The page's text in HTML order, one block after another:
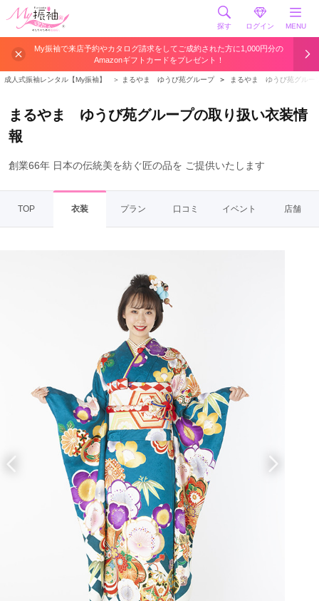
探す ログイン MENU
My振袖で来店予約やカタログ請求をしてご成約された方に1,000円分の
Amazonギフトカードをプレゼント！
成人式振袖レンタル【My振袖】 ＞ まるやま ゆうび苑グループ ＞ まるやま ゆうび苑グルー
まるやま ゆうび苑グループの取り扱い衣装情
報
創業66年 日本の伝統美を紡ぐ匠の品を ご提供いたします
TOP 衣装 プラン 口コミ イベント 店舗